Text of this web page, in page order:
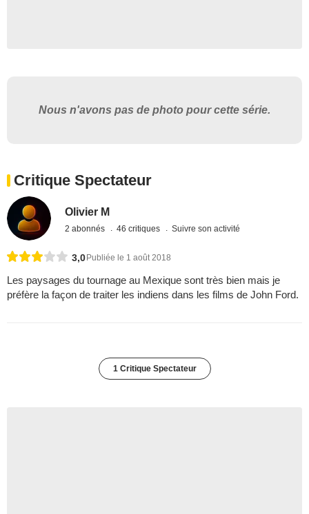
Nous n'avons pas de photo pour cette série.
Critique Spectateur
Olivier M
2 abonnés 46 critiques Suivre son activité
3,0 Publiée le 1 août 2018
Les paysages du tournage au Mexique sont très bien mais je
préfère la façon de traiter les indiens dans les films de John Ford.
1 Critique Spectateur